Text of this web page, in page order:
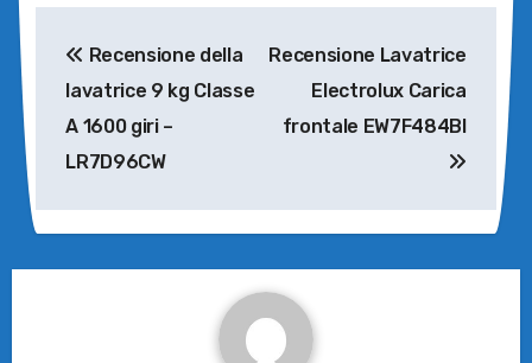
articoli
Recensione della
lavatrice 9 kg Classe
A 1600 giri –
LR7D96CW
Recensione Lavatrice
Electrolux Carica
frontale EW7F484BI